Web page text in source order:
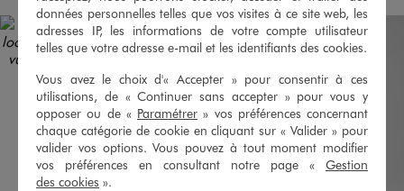
données personnelles telles que vos visites à ce site web, les
adresses IP, les informations de votre compte utilisateur
telles que votre adresse e-mail et les identifiants des cookies.
Vous avez le choix d'« Accepter » pour consentir à ces
utilisations, de « Continuer sans accepter » pour vous y
opposer ou de « Paramétrer » vos préférences concernant
chaque catégorie de cookie en cliquant sur « Valider » pour
valider vos options. Vous pouvez à tout moment modifier
vos préférences en consultant notre page « Gestion
des cookies ».